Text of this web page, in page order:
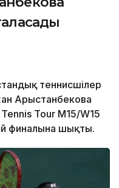
теннисшілер
Арыстанбекова
Tour M15/W15
финалына шықты.